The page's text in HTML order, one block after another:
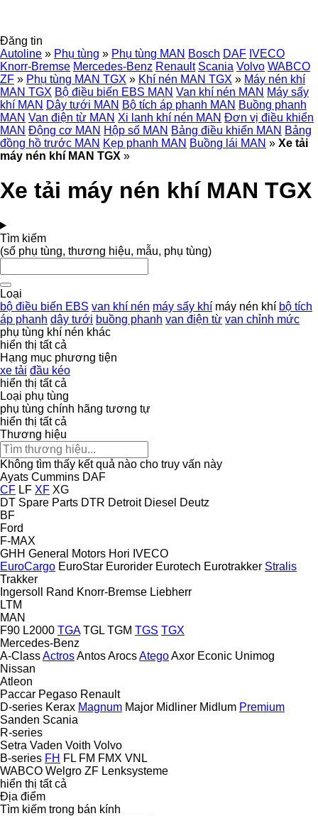
Đăng tin
Autoline » Phụ tùng » Phụ tùng MAN Bosch DAF IVECO
Knorr-Bremse Mercedes-Benz Renault Scania Volvo WABCO
ZF » Phụ tùng MAN TGX » Khí nén MAN TGX » Máy nén khí
MAN TGX Bộ điều biến EBS MAN Van khí nén MAN Máy sấy
khí MAN Dây tưới MAN Bộ tích áp phanh MAN Buồng phanh
MAN Van điện từ MAN Xi lanh khí nén MAN Đơn vị điều khiển
MAN Động cơ MAN Hộp số MAN Bảng điều khiển MAN Bảng
đồng hồ trước MAN Kẹp phanh MAN Buồng lái MAN » Xe tải
máy nén khí MAN TGX »
Xe tải máy nén khí MAN TGX
Tìm kiếm
(số phụ tùng, thương hiệu, mẫu, phụ tùng)
Loại
bộ điều biến EBS van khí nén máy sấy khí máy nén khí bộ tích
áp phanh dây tưới buồng phanh van điện từ van chỉnh mức
phụ tùng khí nén khác
hiển thị tất cả
Hạng mục phương tiện
xe tải đầu kéo
hiển thị tất cả
Loại phụ tùng
phụ tùng chính hãng tương tự
hiển thị tất cả
Thương hiệu
Không tìm thấy kết quả nào cho truy vấn này
Ayats Cummins DAF
CF LF XF XG
DT Spare Parts DTR Detroit Diesel Deutz
BF
Ford
F-MAX
GHH General Motors Hori IVECO
EuroCargo EuroStar Eurorider Eurotech Eurotrakker Stralis
Trakker
Ingersoll Rand Knorr-Bremse Liebherr
LTM
MAN
F90 L2000 TGA TGL TGM TGS TGX
Mercedes-Benz
A-ClassActrosAntosArocsAtegoAxor Econic Unimog
Nissan
Atleon
Paccar Pegaso Renault
D-series Kerax Magnum Major Midliner Midlum Premium
Sanden Scania
R-series
Setra Vaden Voith Volvo
B-series FH FL FM FMX VNL
WABCO Welgro ZF Lenksysteme
hiển thị tất cả
Địa điểm
Tìm kiếm trong bán kính